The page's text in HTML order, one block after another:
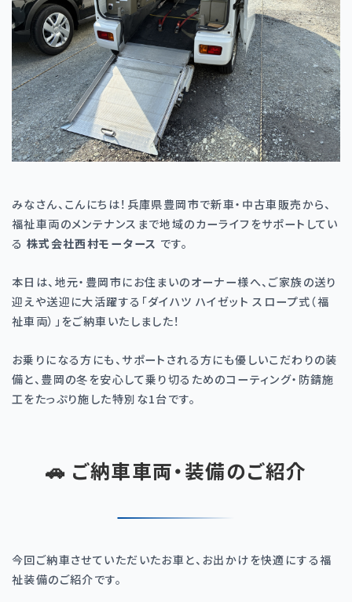
みなさん、こんにちは！兵庫県豊岡市で新車・中古車販売から、
福祉車両のメンテナンスまで地域のカーライフをサポートしてい
る 株式会社西村モータース です。
本日は、地元・豊岡市にお住まいのオーナー様へ、ご家族の送り
迎えや送迎に大活躍する「ダイハツ ハイゼット スロープ式（福
祉車両）」をご納車いたしました！
お乗りになる方にも、サポートされる方にも優しいこだわりの装
備と、豊岡の冬を安心して乗り切るためのコーティング・防錆施
工をたっぷり施した特別な1台です。
🚗 ご納車車両・装備のご紹介
今回ご納車させていただいたお車と、お出かけを快適にする福
祉装備のご紹介です。